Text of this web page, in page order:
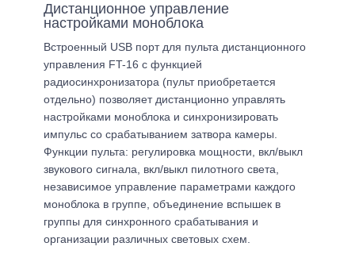
Дистанционное управление
настройками моноблока
Встроенный USB порт для пульта дистанционного
управления FT-16 с функцией
радиосинхронизатора (пульт приобретается
отдельно) позволяет дистанционно управлять
настройками моноблока и синхронизировать
импульс со срабатыванием затвора камеры.
Функции пульта: регулировка мощности, вкл/выкл
звукового сигнала, вкл/выкл пилотного света,
независимое управление параметрами каждого
моноблока в группе, объединение вспышек в
группы для синхронного срабатывания и
организации различных световых схем.